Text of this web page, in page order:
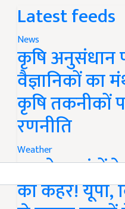
Latest feeds
News
कृषि अनुसंधान
वैज्ञानिकों का
कृषि तकनीकों
रणनीति
Weather
अगले 12 घंटों
का कहर! यूपी,